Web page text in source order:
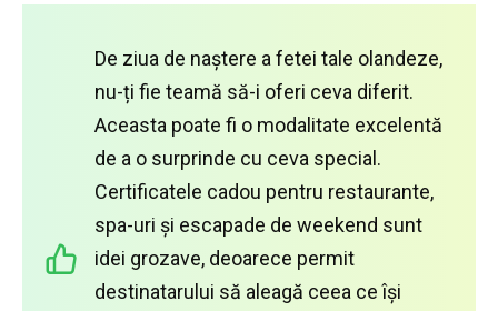
De ziua de naștere a fetei tale olandeze,
nu-ți fie teamă să-i oferi ceva diferit.
Aceasta poate fi o modalitate excelentă
de a o surprinde cu ceva special.
Certificatele cadou pentru restaurante,
spa-uri și escapade de weekend sunt
idei grozave, deoarece permit
destinatarului să aleagă ceea ce își